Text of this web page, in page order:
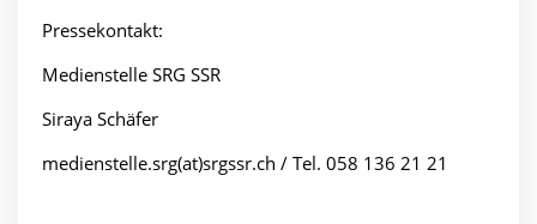
Pressekontakt:
Medienstelle SRG SSR
Siraya Schäfer
medienstelle.srg(at)srgssr.ch / Tel. 058 136 21 21